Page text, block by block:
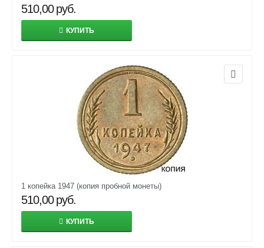
510,00 руб.
КУПИТЬ
1 копейка 1947 (копия пробной монеты)
510,00 руб.
КУПИТЬ